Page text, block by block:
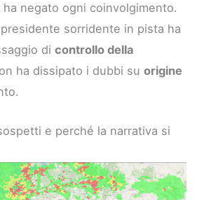
ha negato ogni coinvolgimento.
presidente sorridente in pista ha
dicontrollo della
ha dissipato i dubbi suorigine
e perché la narrativa si